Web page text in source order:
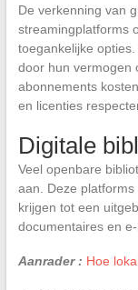
De verkenning van
streamingplatforms
toegankelijke
door hun vermogen
abonnements
en licenties
Digitale
Veel openbare
aan. Deze
krijgen tot een
documentaires en
Aanrader : Hoe